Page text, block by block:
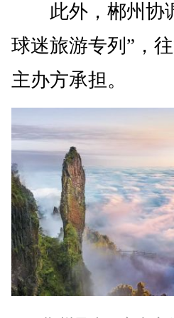
此外，郴州协
球迷旅游专列”，
主办方承担。